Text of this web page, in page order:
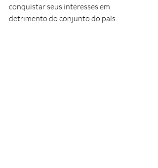
conquistar seus interesses em
detrimento do conjunto do país.